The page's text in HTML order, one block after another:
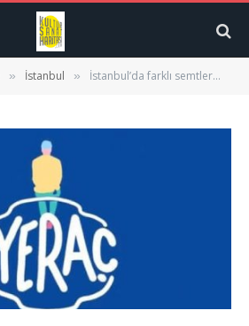
» İstanbul » İstanbul’da farklı semtlerde kendine #YerAç